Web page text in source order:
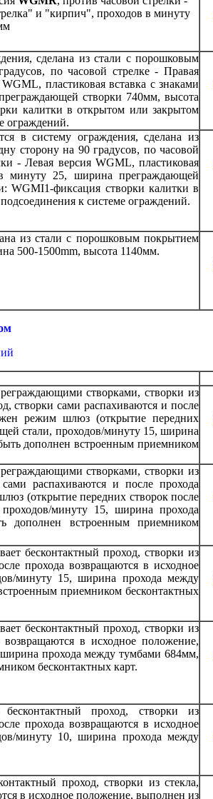
и "кирпич", проходов в минуту
сделана из стали с порошковым
по часовой стрелке - Правая
пластиковая вставка с знаками
створки 740мм, высота
калитки в открытом или закрытом
ограждений.
в систему ограждения, сделана из
сторону на 90 градусов, по часовой
- Левая версия WGML, пластиковая
минуту 25, ширина преграждающей
WGMI1-фиксация створки калитки в
к системе ограждений.
из стали с порошковым покрытием
500-1500mm, высота 1140мм.
створками, створки из
створки сами распахиваются и после
режим шлюз (открытие передних
стали, проходов/минуту 15, ширина
дополнен встроенным приемником
створками, створки из
распахиваются и после прохода
(открытие передних створок после
минуту 15, ширина прохода
встроенным приемником
бесконтактный проход, створки из
прохода возвращаются в исходное
минуту 15, ширина прохода между
приемником бесконтактных
бесконтактный проход, створки из
в исходное положение,
прохода между тумбами 684мм,
бесконтактных карт.
проход, створки из
прохода возвращаются в исходное
минуту 10, ширина прохода между
проход, створки из стекла,
в исходное положение, выполнен из